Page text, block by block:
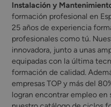
Instalación y
formación profesional en
25 años de experiencia
profesionales como tú.
innovadora, junto a unas
equipadas con la última
formación de calidad.
empresas TOP y más del
logran encontrar empleo en